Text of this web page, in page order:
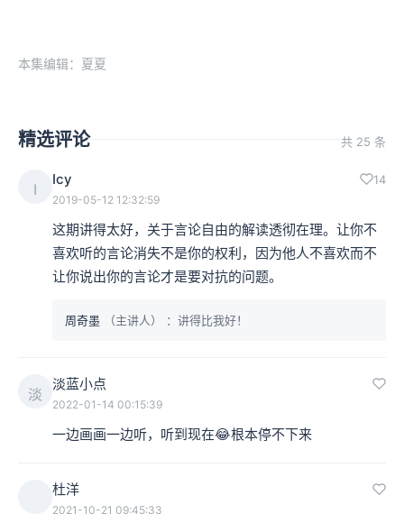
本集编辑：夏夏
精选评论 共 25 条
I
Icy 14
2019-05-12 12:32:59
这期讲得太好，关于言论自由的解读透彻在理。让你不
喜欢听的言论消失不是你的权利，因为他人不喜欢而不
让你说出你的言论才是要对抗的问题。
周奇墨 （主讲人） ：讲得比我好！
淡
淡蓝小点
2022-01-14 00:15:39
一边画画一边听，听到现在😂根本停不下来
杜洋
2021-10-21 09:45:33